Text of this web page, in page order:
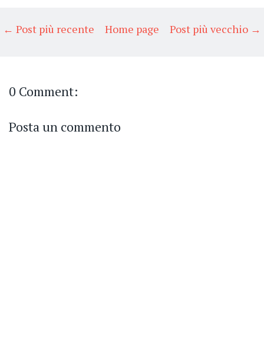
← Post più recente Post più vecchio →
Home page
0 Comment:
Posta un commento